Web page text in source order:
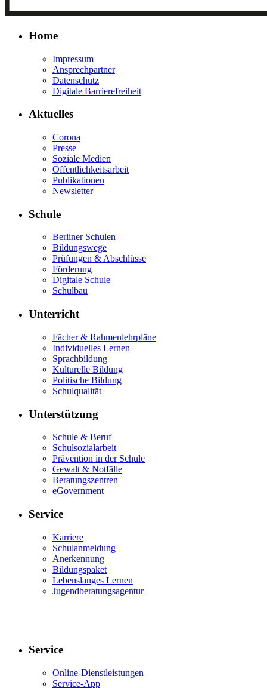
Home
Impressum
Ansprechpartner
Datenschutz
Digitale Barrierefreiheit
Aktuelles
Corona
Presse
Soziale Medien
Öffentlichkeitsarbeit
Publikationen
Newsletter
Schule
Berliner Schulen
Bildungswege
Prüfungen & Abschlüsse
Förderung
Digitale Schule
Schulbau
Unterricht
Fächer & Rahmenlehrpläne
Individuelles Lernen
Sprachbildung
Kulturelle Bildung
Politische Bildung
Schulqualität
Unterstützung
Schule & Beruf
Schulsozialarbeit
Prävention in der Schule
Gewalt & Notfälle
Beratungszentren
eGovernment
Service
Karriere
Schulanmeldung
Anerkennung
Bildungspaket
Lebenslanges Lernen
Jugendberatungsagentur
Service
Online-Dienstleistungen
Service-App